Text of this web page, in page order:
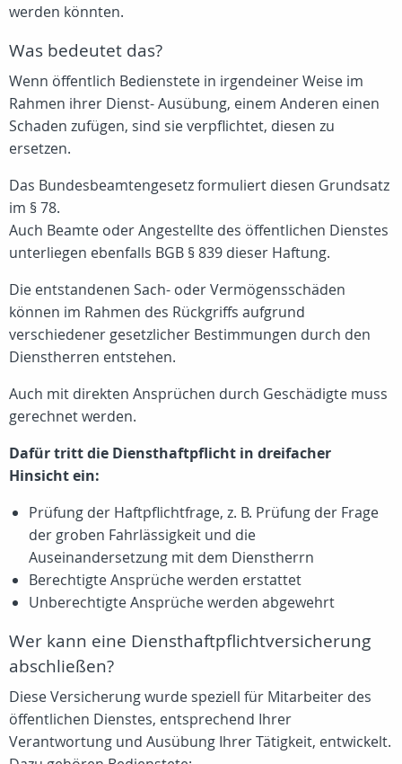
werden könnten.
Was bedeutet das?
Wenn öffentlich Bedienstete in irgendeiner Weise im
Rahmen ihrer Dienst- Ausübung, einem Anderen einen
Schaden zufügen, sind sie verpflichtet, diesen zu
ersetzen.
Das Bundesbeamtengesetz formuliert diesen Grundsatz
im § 78.
Auch Beamte oder Angestellte des öffentlichen Dienstes
unterliegen ebenfalls BGB § 839 dieser Haftung.
Die entstandenen Sach- oder Vermögensschäden
können im Rahmen des Rückgriffs aufgrund
verschiedener gesetzlicher Bestimmungen durch den
Dienstherren entstehen.
Auch mit direkten Ansprüchen durch Geschädigte muss
gerechnet werden.
Dafür tritt die Diensthaftpflicht in dreifacher
Hinsicht ein:
Prüfung der Haftpflichtfrage, z. B. Prüfung der Frage
der groben Fahrlässigkeit und die
Auseinandersetzung mit dem Dienstherrn
Berechtigte Ansprüche werden erstattet
Unberechtigte Ansprüche werden abgewehrt
Wer kann eine Diensthaftpflichtversicherung
abschließen?
Diese Versicherung wurde speziell für Mitarbeiter des
öffentlichen Dienstes, entsprechend Ihrer
Verantwortung und Ausübung Ihrer Tätigkeit, entwickelt.